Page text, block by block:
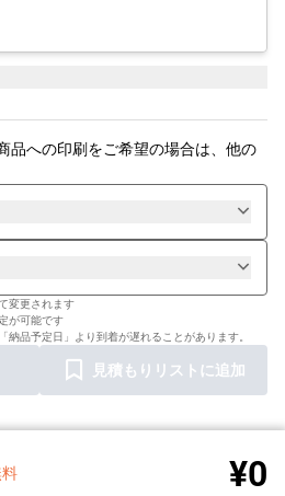
品への印刷をご希望の場合は、他の
変更されます
が可能です
品予定日」より到着が遅れることがあります。
見積もりリストに追加
¥0